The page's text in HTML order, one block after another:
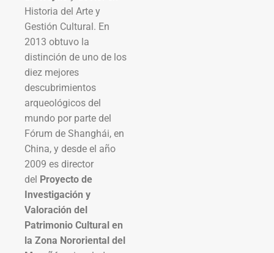
Historia del Arte y
Gestión Cultural. En
2013 obtuvo la
distinción de uno de los
diez mejores
descubrimientos
arqueológicos del
mundo por parte del
Fórum de Shanghái, en
China, y desde el año
2009 es director
del Proyecto de
Investigación y
Valoración del
Patrimonio Cultural en
la Zona Nororiental del